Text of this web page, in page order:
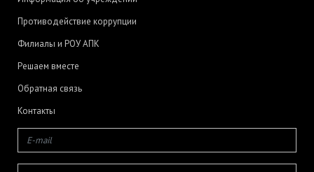
Противодействие коррупции
Филиалы и РОУ АПК
Решаем вместе
Обратная связь
Контакты